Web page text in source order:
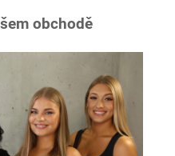
obchodě